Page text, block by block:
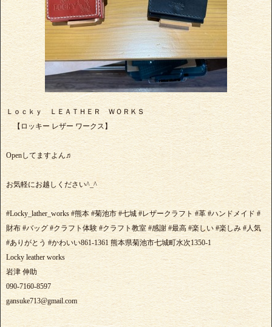
Ｌｏｃｋｙ ＬＥＡＴＨＥＲ ＷＯＲＫＳ
【ロッキー レザー ワークス】
Openしてますよん♬
お気軽にお越しください^_^
#Locky_lather_works #熊本 #菊池市 #七城 #レザークラフト #革 #ハンドメイド #
財布 #バッグ #クラフト体験 #クラフト教室 #感謝 #最高 #楽しい #楽しみ #人気
#ありがとう #かわいい861-1361 熊本県菊池市七城町水次1350-1
Locky leather works
岩津 伸助
090-7160-8597
gansuke713@gmail.com